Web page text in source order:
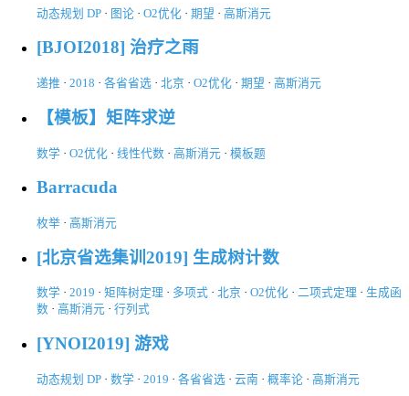
动态规划 DP · 图论 · O2优化 · 期望 · 高斯消元
[BJOI2018] 治疗之雨
递推 · 2018 · 各省省选 · 北京 · O2优化 · 期望 · 高斯消元
【模板】矩阵求逆
数学 · O2优化 · 线性代数 · 高斯消元 · 模板题
Barracuda
枚举 · 高斯消元
[北京省选集训2019] 生成树计数
数学 · 2019 · 矩阵树定理 · 多项式 · 北京 · O2优化 · 二项式定理 · 生成函
数 · 高斯消元 · 行列式
[YNOI2019] 游戏
动态规划 DP · 数学 · 2019 · 各省省选 · 云南 · 概率论 · 高斯消元